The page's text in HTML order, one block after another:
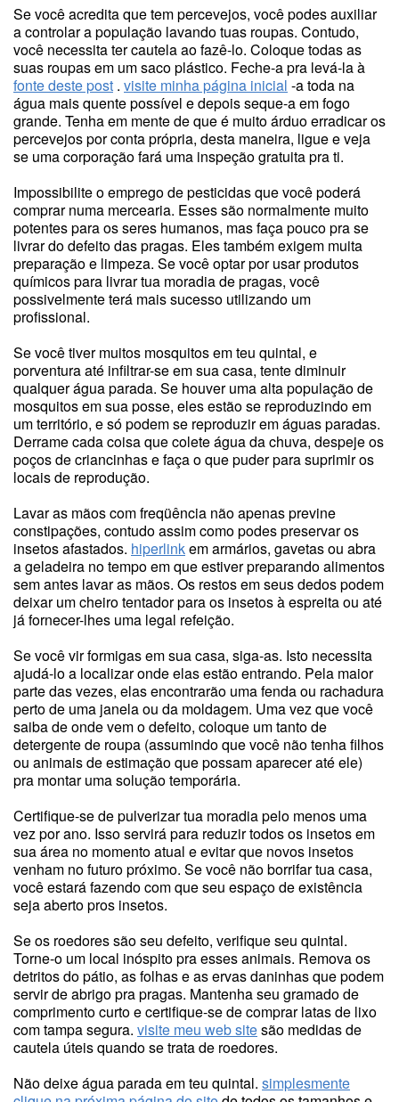
Se você acredita que tem percevejos, você podes auxiliar
a controlar a população lavando tuas roupas. Contudo,
você necessita ter cautela ao fazê-lo. Coloque todas as
suas roupas em um saco plástico. Feche-a pra levá-la à
fonte deste post . visite minha página inicial -a toda na
água mais quente possível e depois seque-a em fogo
grande. Tenha em mente de que é muito árduo erradicar os
percevejos por conta própria, desta maneira, ligue e veja
se uma corporação fará uma inspeção gratuita pra ti.
Impossibilite o emprego de pesticidas que você poderá
comprar numa mercearia. Esses são normalmente muito
potentes para os seres humanos, mas faça pouco pra se
livrar do defeito das pragas. Eles também exigem muita
preparação e limpeza. Se você optar por usar produtos
químicos para livrar tua moradia de pragas, você
possivelmente terá mais sucesso utilizando um
profissional.
Se você tiver muitos mosquitos em teu quintal, e
porventura até infiltrar-se em sua casa, tente diminuir
qualquer água parada. Se houver uma alta população de
mosquitos em sua posse, eles estão se reproduzindo em
um território, e só podem se reproduzir em águas paradas.
Derrame cada coisa que colete água da chuva, despeje os
poços de criancinhas e faça o que puder para suprimir os
locais de reprodução.
Lavar as mãos com freqüência não apenas previne
constipações, contudo assim como podes preservar os
insetos afastados. hiperlinkem armários, gavetas ou abra
a geladeira no tempo em que estiver preparando alimentos
sem antes lavar as mãos. Os restos em seus dedos podem
deixar um cheiro tentador para os insetos à espreita ou até
já fornecer-lhes uma legal refeição.
Se você vir formigas em sua casa, siga-as. Isto necessita
ajudá-lo a localizar onde elas estão entrando. Pela maior
parte das vezes, elas encontrarão uma fenda ou rachadura
perto de uma janela ou da moldagem. Uma vez que você
saiba de onde vem o defeito, coloque um tanto de
detergente de roupa (assumindo que você não tenha filhos
ou animais de estimação que possam aparecer até ele)
pra montar uma solução temporária.
Certifique-se de pulverizar tua moradia pelo menos uma
vez por ano. Isso servirá para reduzir todos os insetos em
sua área no momento atual e evitar que novos insetos
venham no futuro próximo. Se você não borrifar tua casa,
você estará fazendo com que seu espaço de existência
seja aberto pros insetos.
Se os roedores são seu defeito, verifique seu quintal.
Torne-o um local inóspito pra esses animais. Remova os
detritos do pátio, as folhas e as ervas daninhas que podem
servir de abrigo pra pragas. Mantenha seu gramado de
comprimento curto e certifique-se de comprar latas de lixo
com tampa segura. visite meu web sitesão medidas de
cautela úteis quando se trata de roedores.
Não deixe água parada em teu quintal. simplesmente